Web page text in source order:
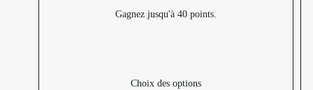
Gagnez jusqu'à 40 points.
Choix des options